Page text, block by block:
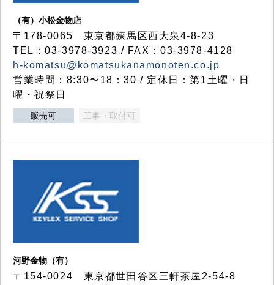
（有）小松金物店
〒178-0065 東京都練馬区西大泉4-8-23
TEL：03-3978-3923 / FAX：03-3978-4128
h-komatsu@komatsukanamonoten.co.jp
営業時間：8:30〜18：30 / 定休日：第1土曜・日
曜・祝祭日
販売可 工事・取付可
河野金物（有）
〒154-0024 東京都世田谷区三軒茶屋2-54-8